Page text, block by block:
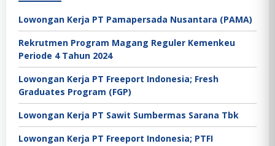
Lowongan Kerja PT Pamapersada Nusantara (PAMA)
Rekrutmen Program Magang Reguler Kemenkeu
Periode 4 Tahun 2024
Lowongan Kerja PT Freeport Indonesia; Fresh
Graduates Program (FGP)
Lowongan Kerja PT Sawit Sumbermas Sarana Tbk
Lowongan Kerja PT Freeport Indonesia; PTFI